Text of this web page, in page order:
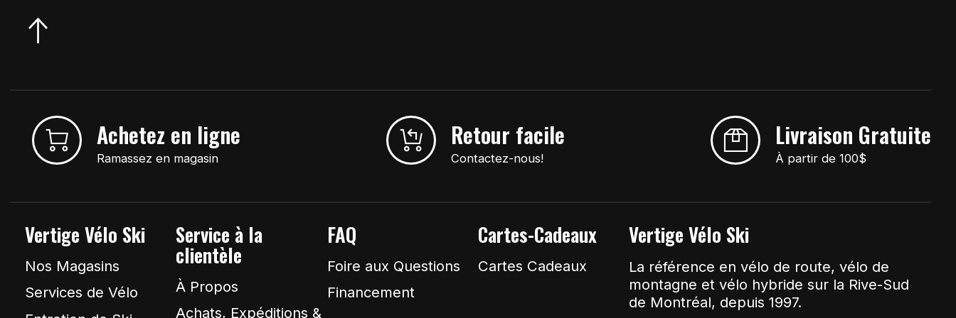
Achetez en ligne
Ramassez en magasin
Retour facile
Contactez-nous!
Livraison Gratuite
À partir de 100$
Vertige Vélo Ski
Nos Magasins
Services de Vélo
Service à la
clientèle
À Propos
Achats, Expéditions &
FAQ
Foire aux Questions
Financement
Cartes-Cadeaux
Cartes Cadeaux
Vertige Vélo Ski
La référence en vélo de route, vélo de
montagne et vélo hybride sur la Rive-Sud
de Montréal, depuis 1997.